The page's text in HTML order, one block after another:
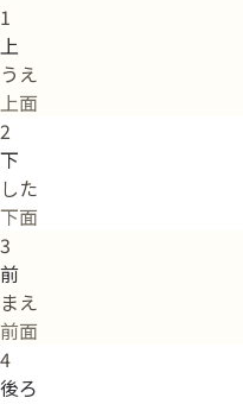
1
上
うえ
上面
2
下
した
下面
3
前
まえ
前面
4
後ろ